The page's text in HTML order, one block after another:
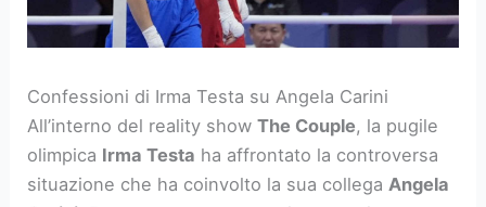
Confessioni di Irma Testa su Angela Carini
All’interno del reality showThe Couple, la pugile
olimpica Irma Testa ha affrontato la controversa
situazione che ha coinvolto la sua collegaAngela